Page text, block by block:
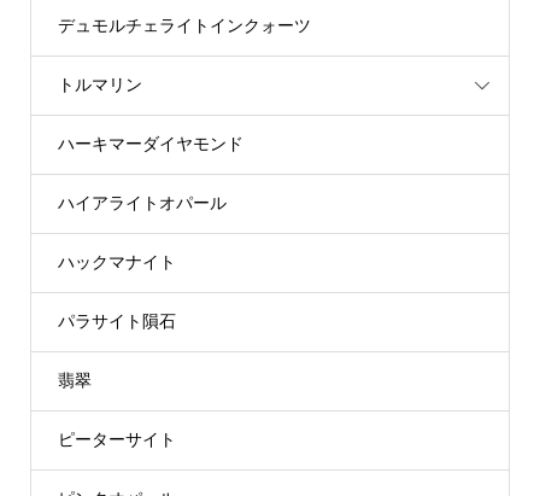
デュモルチェライトインクォーツ
トルマリン
ハーキマーダイヤモンド
ハイアライトオパール
ハックマナイト
パラサイト隕石
翡翠
ピーターサイト